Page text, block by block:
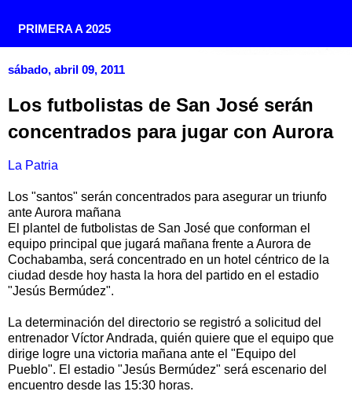
PRIMERA A 2025
sábado, abril 09, 2011
Los futbolistas de San José serán
concentrados para jugar con Aurora
La Patria
Los "santos" serán concentrados para asegurar un triunfo
ante Aurora mañana
El plantel de futbolistas de San José que conforman el
equipo principal que jugará mañana frente a Aurora de
Cochabamba, será concentrado en un hotel céntrico de la
ciudad desde hoy hasta la hora del partido en el estadio
"Jesús Bermúdez".
La determinación del directorio se registró a solicitud del
entrenador Víctor Andrada, quién quiere que el equipo que
dirige logre una victoria mañana ante el "Equipo del
Pueblo". El estadio "Jesús Bermúdez" será escenario del
encuentro desde las 15:30 horas.